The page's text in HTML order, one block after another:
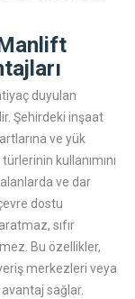
duyulan
Şehirdeki inşaat
ve yük
kullanımını
ve dar
dostu
sıfır
Bu özellikler,
merkezleri veya
sağlar.